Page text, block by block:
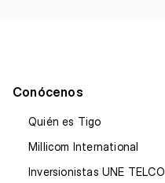
Conócenos
Quién es Tigo
Millicom International
Inversionistas UNE TELCO